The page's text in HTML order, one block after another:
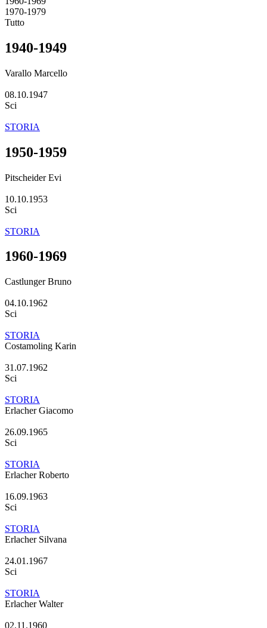
1970-1979
Tutto
1940-1949
Varallo Marcello
08.10.1947
Sci
STORIA
1950-1959
Pitscheider Evi
10.10.1953
Sci
STORIA
1960-1969
Castlunger Bruno
04.10.1962
Sci
STORIA
Costamoling Karin
31.07.1962
Sci
STORIA
Erlacher Giacomo
26.09.1965
Sci
STORIA
Erlacher Roberto
16.09.1963
Sci
STORIA
Erlacher Silvana
24.01.1967
Sci
STORIA
Erlacher Walter
02.11.1960